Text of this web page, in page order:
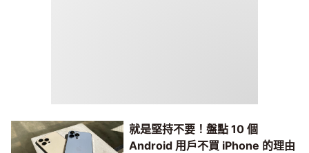
就是堅持不要！盤點 10 個
Android 用戶不買 iPhone 的理由